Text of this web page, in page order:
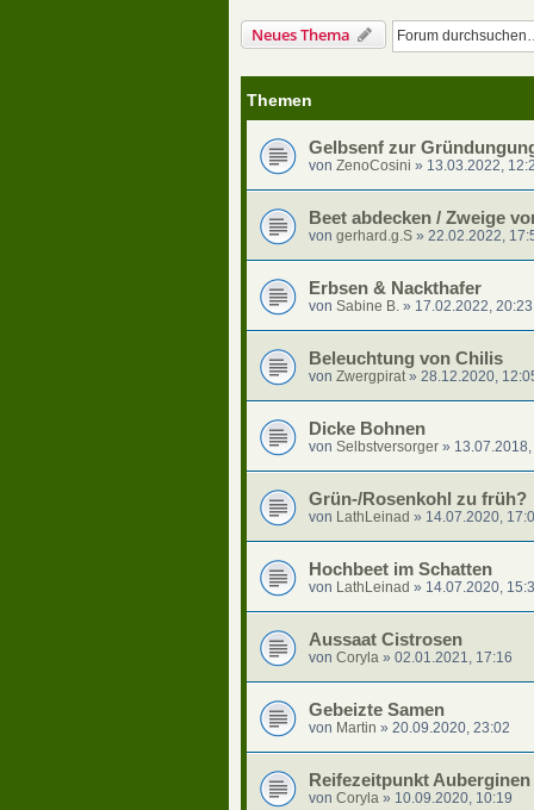
Neues Thema
Themen
Gelbsenf zur
von ZenoCosini » 13.03.2022,
Beet abdecken / Zweige
von gerhard.g.S » 22.02.2022,
Erbsen & Nackthafer
von Sabine B. » 17.02.2022, 20:23
Beleuchtung von Chilis
von Zwergpirat» 28.12.2020,
Dicke Bohnen
von Selbstversorger »
Grün-/Rosenkohl zu früh?
von LathLeinad » 14.07.2020,
Hochbeet im Schatten
von LathLeinad » 14.07.2020,
Aussaat Cistrosen
von Coryla » 02.01.2021, 17:16
Gebeizte Samen
von Martin » 20.09.2020, 23:02
Reifezeitpunkt Auberginen
von Coryla » 10.09.2020, 10:19